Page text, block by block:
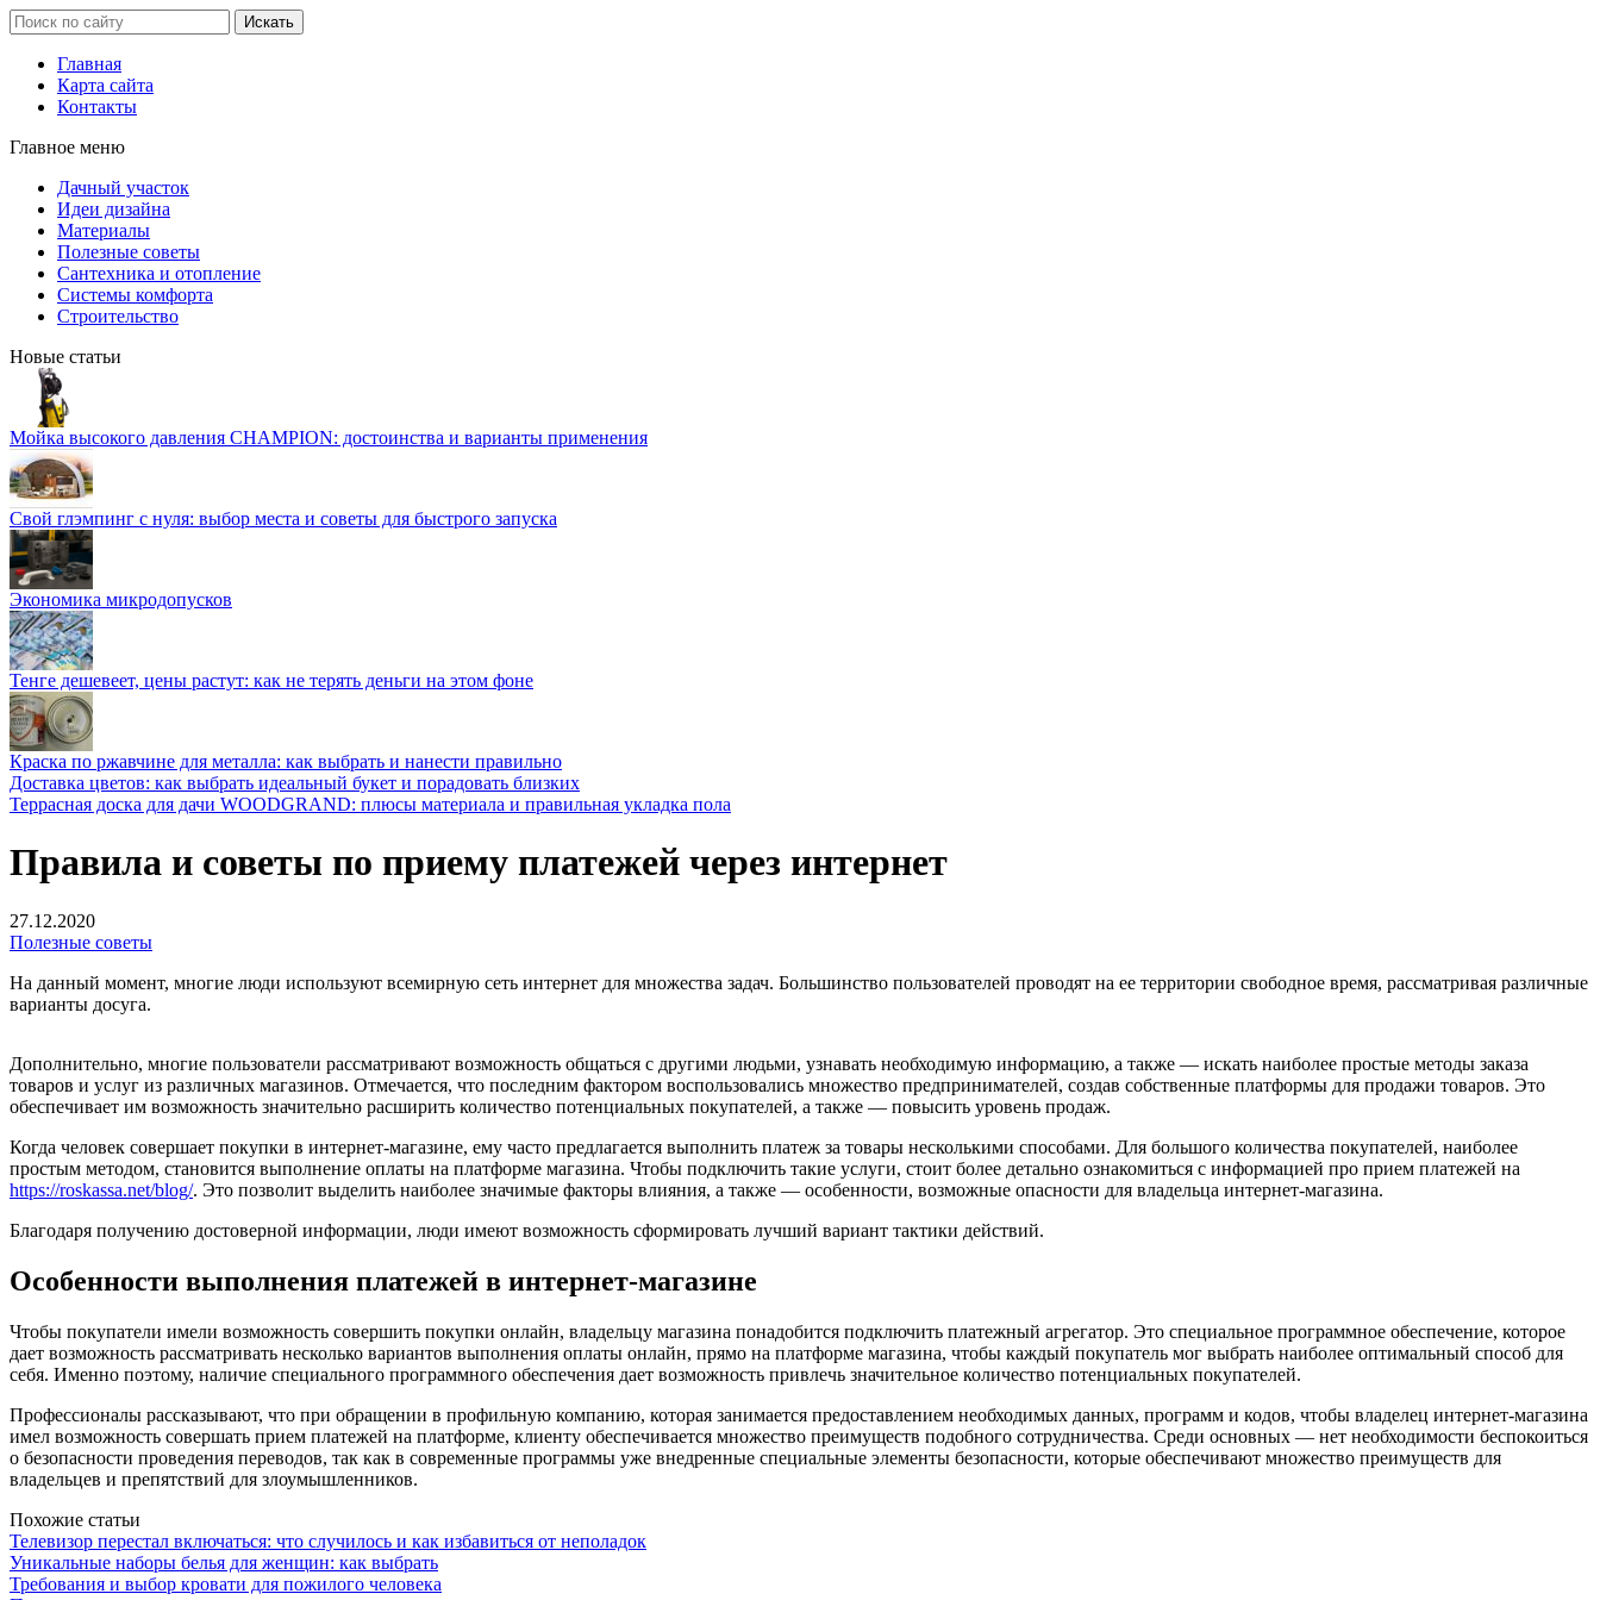
Главная
Карта сайта
Контакты
Главное меню
Дачный участок
Идеи дизайна
Материалы
Полезные советы
Сантехника и отопление
Системы комфорта
Строительство
Новые статьи
Мойка высокого давления CHAMPION: достоинства и варианты применения
Свой глэмпинг с нуля: выбор места и советы для быстрого запуска
Экономика микродопусков
Тенге дешевеет, цены растут: как не терять деньги на этом фоне
Краска по ржавчине для металла: как выбрать и нанести правильно
Доставка цветов: как выбрать идеальный букет и порадовать близких
Террасная доска для дачи WOODGRAND: плюсы материала и правильная укладка пола
Правила и советы по приему платежей через интернет
27.12.2020
Полезные советы
На данный момент, многие люди используют всемирную сеть интернет для множества задач. Большинство пользователей проводят на ее территории свободное время, рассматривая различные
варианты досуга.
Дополнительно, многие пользователи рассматривают возможность общаться с другими людьми, узнавать необходимую информацию, а также — искать наиболее простые методы заказа
товаров и услуг из различных магазинов. Отмечается, что последним фактором воспользовались множество предпринимателей, создав собственные платформы для продажи товаров. Это
обеспечивает им возможность значительно расширить количество потенциальных покупателей, а также — повысить уровень продаж.
Когда человек совершает покупки в интернет-магазине, ему часто предлагается выполнить платеж за товары несколькими способами. Для большого количества покупателей, наиболее
простым методом, становится выполнение оплаты на платформе магазина. Чтобы подключить такие услуги, стоит более детально ознакомиться с информацией про прием платежей на
https://roskassa.net/blog/. Это позволит выделить наиболее значимые факторы влияния, а также — особенности, возможные опасности для владельца интернет-магазина.
Благодаря получению достоверной информации, люди имеют возможность сформировать лучший вариант тактики действий.
Особенности выполнения платежей в интернет-магазине
Чтобы покупатели имели возможность совершить покупки онлайн, владельцу магазина понадобится подключить платежный агрегатор. Это специальное программное обеспечение, которое
дает возможность рассматривать несколько вариантов выполнения оплаты онлайн, прямо на платформе магазина, чтобы каждый покупатель мог выбрать наиболее оптимальный способ для
себя. Именно поэтому, наличие специального программного обеспечения дает возможность привлечь значительное количество потенциальных покупателей.
Профессионалы рассказывают, что при обращении в профильную компанию, которая занимается предоставлением необходимых данных, программ и кодов, чтобы владелец интернет-магазина
имел возможность совершать прием платежей на платформе, клиенту обеспечивается множество преимуществ подобного сотрудничества. Среди основных — нет необходимости беспокоиться
о безопасности проведения переводов, так как в современные программы уже внедренные специальные элементы безопасности, которые обеспечивают множество преимуществ для
владельцев и препятствий для злоумышленников.
Похожие статьи
Телевизор перестал включаться: что случилось и как избавиться от неполадок
Уникальные наборы белья для женщин: как выбрать
Требования и выбор кровати для пожилого человека